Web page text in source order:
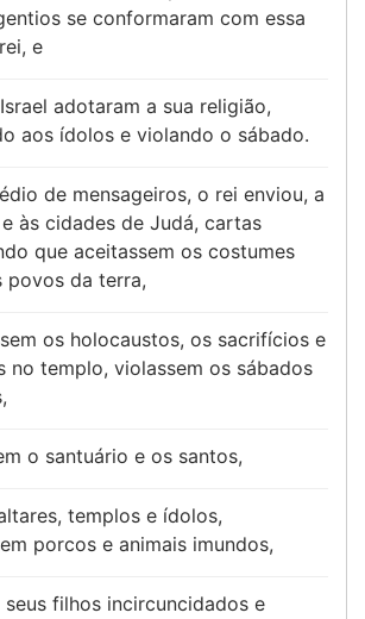
se conformaram com essa
e
adotaram a sua religião,
aos ídolos e violando o sábado.
de mensageiros, o rei enviou, a
às cidades de Judá, cartas
que aceitassem os costumes
povos da terra,
os holocaustos, os sacrifícios e
no templo, violassem os sábados
o santuário e os santos,
templos e ídolos,
porcos e animais imundos,
seus filhos incircuncidados e